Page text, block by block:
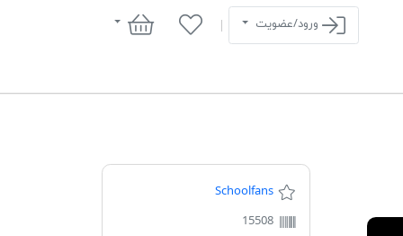
ورود/عضویت سبد خرید
Schoolfans
15508